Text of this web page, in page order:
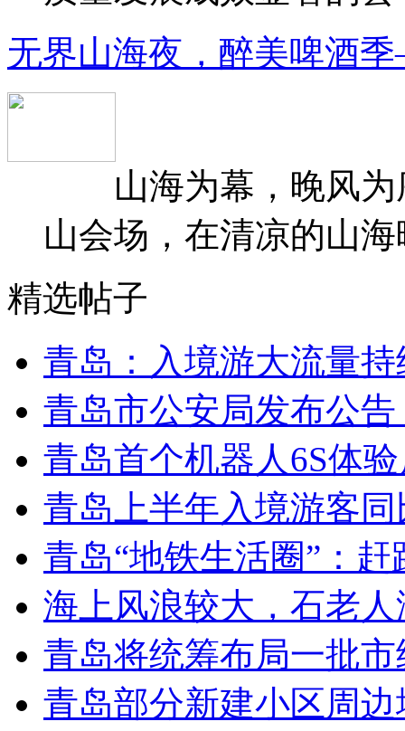
无界山海夜，醉美啤酒
山海为幕，晚风为
山会场，在清凉的山
精选帖子
青岛：入境游大流量
青岛市公安局发布公
青岛首个机器人6S体
青岛上半年入境游客同
青岛“地铁生活圈”：赶
海上风浪较大，石老
青岛将统筹布局一批市
青岛部分新建小区周